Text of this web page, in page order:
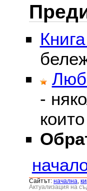
-
Сайтът: началнa
Актуализация на